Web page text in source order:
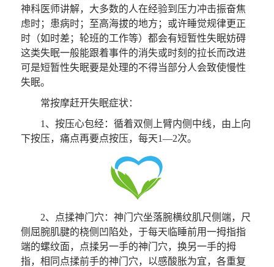
神科医师讲解，大多数的人在经验到压力冲击振奋焦
虑时；患病时；至高海拔的地方；或许睡觉规律更正
时（如时差；轮班的工作等）都会有短暂性失眠妨碍
这类失眠一般能跟着事件的消失或时刻的拉长而改进
可是短暂性失眠要是处理的不得当部分人会致使慢性
失眠。
常按摩赶开失眠症状：
1、按压心包经：循着双侧上臂内侧中线，由上向
下按压，痛点再要点按压，每天1—2次。
2、点揉神门穴：神门穴坐落腕横纹肌尺侧端，尺
侧屈腕肌腱的桡侧凹陷处，于每天临睡前用一拇指指
端的螺纹面，点揉另一手的神门穴，换另一手的拇
指，相同点揉前手的神门穴，以感酸胀为宜，各重复